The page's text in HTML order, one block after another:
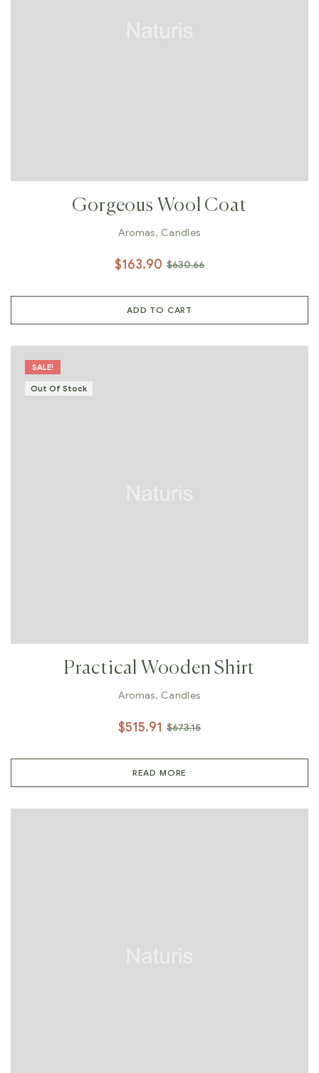
Gorgeous Wool Coat
Aromas, Candles
$630.66
$163.90
ADD TO CART
SALE!
Out Of Stock
Practical Wooden Shirt
Aromas, Candles
$673.15
$515.91
READ MORE